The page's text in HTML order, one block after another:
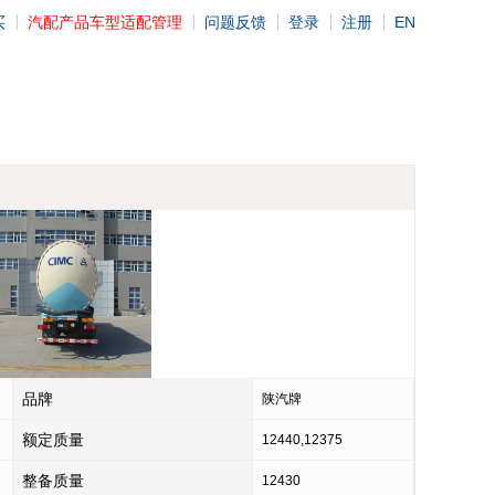
汽配产品车型适配管理 问题反馈 登录 注册 EN
品牌 陕汽牌
额定质量 12440,12375
整备质量 12430